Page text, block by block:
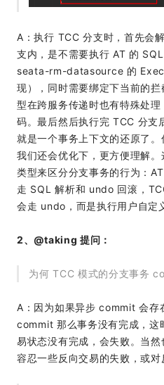
A：执行 TCC 分支时，首先会
支内，是不需要执行 AT 的
seata-rm-datasource 的
现），同时需要绑定下当前的
型在跨服务传递时也有特殊处
码。最后然后执行完 TCC 分支
就是一个事务上下文的还原了
我们还会优化下，更方便理解
类型来区分分支事务的行为：
走 SQL 解析和 undo 回滚，
会走 undo，而是执行用户自定
2、@taking 提问：
为何 TCC 模式的分支事务
A：因为如果异步 commit 会存
commit 那么事务没有完成，这
易状态没有完成，会失败。当
容忍一些反向交易的失败，或对